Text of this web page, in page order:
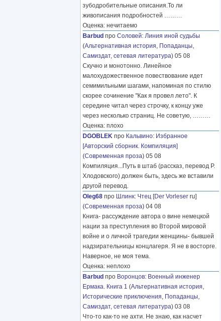
зубодробительные описания.То ли
живописания подробностей ………
Оценка: нечитаемо
Barbud про Соловей: Линия иной судьбы
(Альтернативная история, Попаданцы,
Самиздат, сетевая литература) 05 08
Скучно и монотонно. Линейное
малохудожественное повествование идет
семимильными шагами, напоминая по стилю
скорее сочинение "Как я провел лето". К
середине читал через строчку, к концу уже
через несколько страниц. Не советую, ………
Оценка: плохо
DGOBLEK про Кальвино: Избранное
[Авторский сборник. Компиляция]
(Современная проза) 05 08
Компиляция...Путь в штаб (рассказ, перевод Р.
Хлодовского) должен быть, здесь же вставили
другой перевод.
Oleg68 про Шлинк: Чтец [Der Vorleser ru]
(Современная проза) 04 08
Книга- рассуждение автора о вине немецкой
нации за преступления во Второй мировой
войне и о личной трагедии женщины- бывшей
надзирательницы концлагеря. Я не в восторге.
Наверное, не моя тема.
Оценка: неплохо
Barbud про Воронцов: Военный инженер
Ермака. Книга 1 (Альтернативная история,
Исторические приключения, Попаданцы,
Самиздат, сетевая литература) 03 08
Что-то как-то не ахти. Не знаю, как насчет